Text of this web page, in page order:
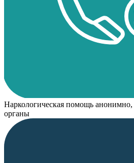
Наркологическая помощь
органы